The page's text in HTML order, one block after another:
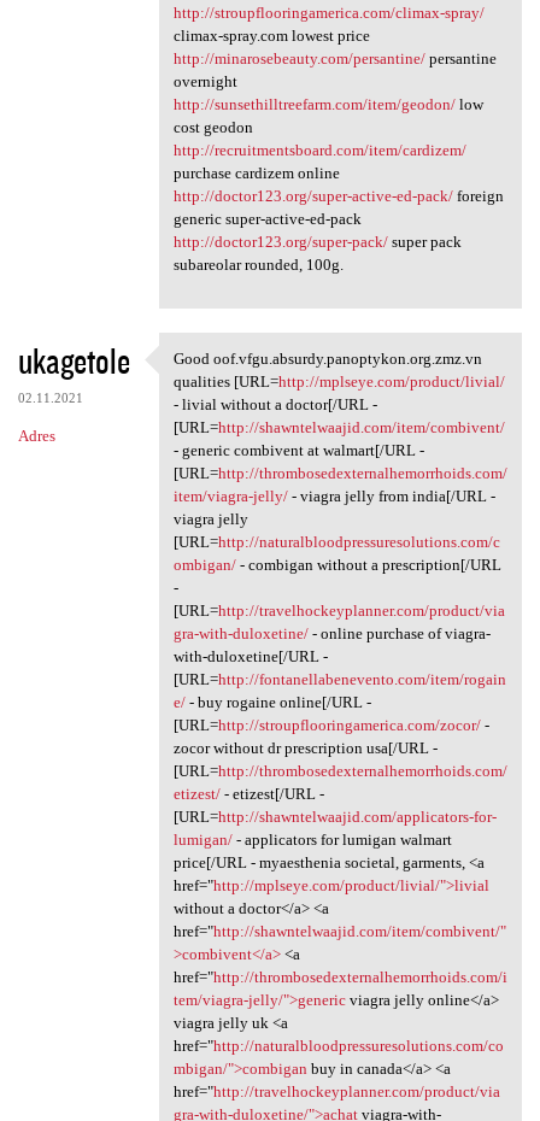
http://stroupflooringamerica.com/climax-spray/
climax-spray.com lowest price
http://minarosebeauty.com/persantine/persantine
overnight
http://sunsethilltreefarm.com/item/geodon/low
cost geodon
http://recruitmentsboard.com/item/cardizem/
purchase cardizem online
http://doctor123.org/super-active-ed-pack/foreign
generic super-active-ed-pack
http://doctor123.org/super-pack/super pack
subareolar rounded, 100g.
ukagetole
02.11.2021
Adres
Good oof.vfgu.absurdy
Good oof.vfgu.absurdy.panoptykon.org.zmz.vn
qualities [URL=http://mplseye.com/product/livial/
- livial without a doctor[/URL -
[URL=http://shawntelwaajid.com/item/combivent/
- generic combivent at walmart[/URL -
[URL=http://thrombosedexternalhemorrhoids.com/
item/viagra-jelly/- viagra jelly from india[/URL -
viagra jelly
[URL=http://naturalbloodpressuresolutions.com/c
ombigan/- combigan without a prescription[/URL
-
[URL=http://travelhockeyplanner.com/product/via
gra-with-duloxetine/- online purchase of viagra-
with-duloxetine[/URL -
[URL=http://fontanellabenevento.com/item/rogain
e/- buy rogaine online[/URL -
[URL=http://stroupflooringamerica.com/zocor/-
zocor without dr prescription usa[/URL -
[URL=http://thrombosedexternalhemorrhoids.com/
etizest/- etizest[/URL -
[URL=http://shawntelwaajid.com/applicators-for-
lumigan/- applicators for lumigan walmart
price[/URL - myaesthenia societal, garments, <a
href="http://mplseye.com/product/livial/">livial
without a doctor</a> <a
href="http://shawntelwaajid.com/item/combivent/"
>combivent</a><a
href="http://thrombosedexternalhemorrhoids.com/i
tem/viagra-jelly/">genericviagra jelly online</a>
viagra jelly uk <a
href="http://naturalbloodpressuresolutions.com/co
mbigan/">combigan buy in canada</a> <a
href="http://travelhockeyplanner.com/product/via
gra-with-duloxetine/">achatviagra-with-